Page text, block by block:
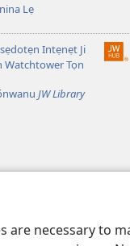
are necessary to
Lẹ
Intẹnẹt Ji
Watchtower Tọn
JW Library